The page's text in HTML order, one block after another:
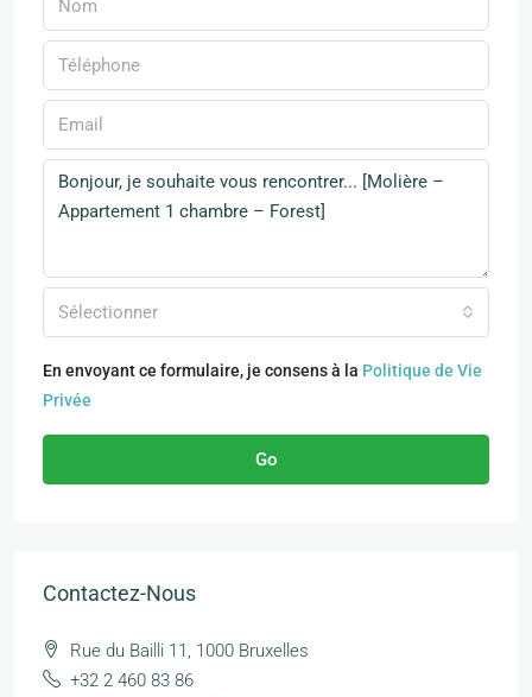
Sélectionner
En envoyant ce formulaire, je consens à la Politique de Vie
Privée
Go
Contactez-Nous
Rue du Bailli 11, 1000 Bruxelles
+32 2 460 83 86